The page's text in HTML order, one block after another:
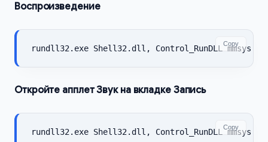
Воспроизведение
rundll32.exe Shell32.dll, Control_RunDLL Copy
Откройте апплет Звук на вкладке Запись
rundll32.exe Shell32.dll, Control_RunDLL Copy